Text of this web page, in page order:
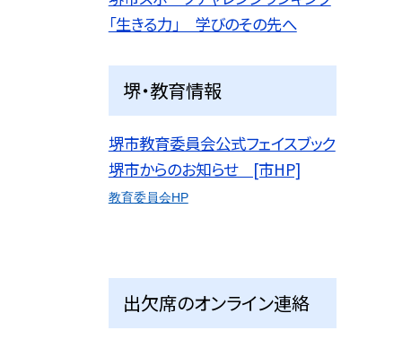
「生きる力」 学びのその先へ
堺・教育情報
堺市教育委員会公式フェイスブック
堺市からのお知らせ [市HP]
教育委員会HP
出欠席のオンライン連絡